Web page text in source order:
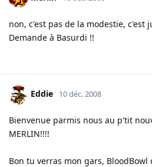
non, c'est pas de la modestie, c'est
Demande à Basurdi !!
Eddie 10 déc. 2008
Bienvenue parmis nous au p'tit
MERLIN!!!!
Bon tu verras mon gars,